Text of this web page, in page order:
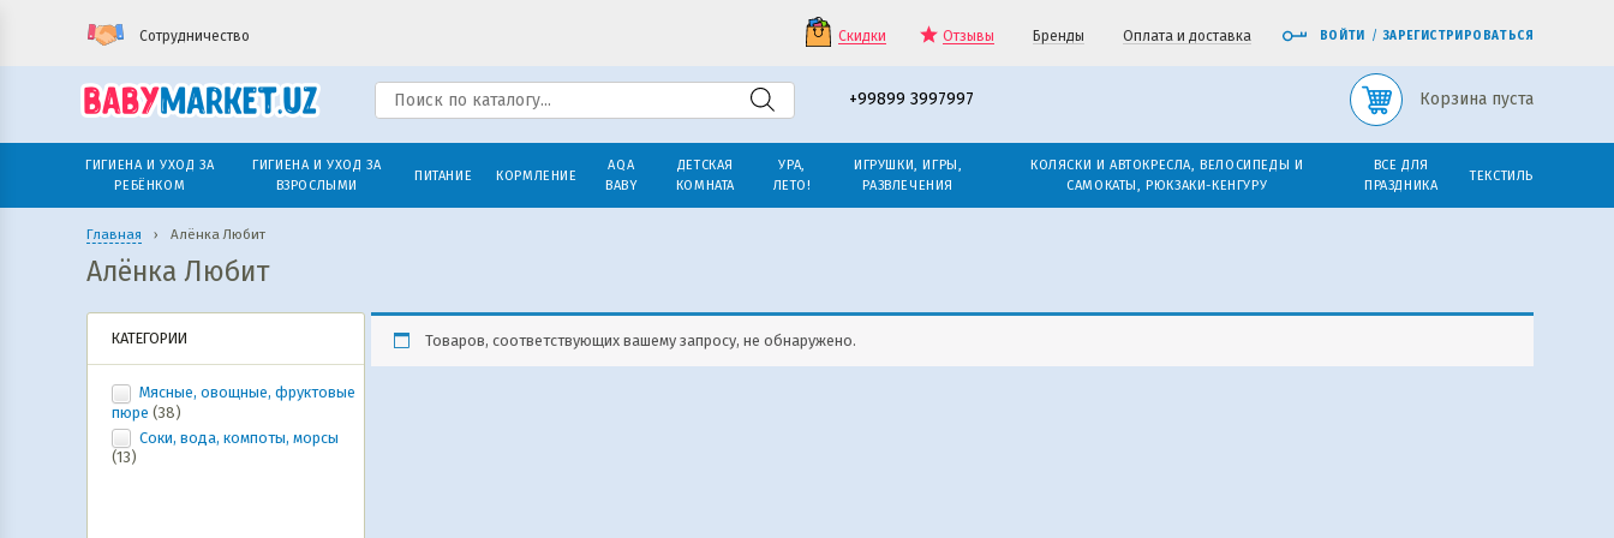
Сотрудничество Скидки Отзывы Бренды Оплата и доставка ВОЙТИ / ЗАРЕГИСТРИРОВАТЬСЯ
+99899 3997997 Корзина пуста
ГИГИЕНА И УХОД ЗА
РЕБЁНКОМ
ГИГИЕНА И УХОД ЗА
ВЗРОСЛЫМИ
ПИТАНИЕ КОРМЛЕНИЕ
AQA
BABY
ДЕТСКАЯ
КОМНАТА
УРА,
ЛЕТО!
ИГРУШКИ, ИГРЫ,
РАЗВЛЕЧЕНИЯ
КОЛЯСКИ И АВТОКРЕСЛА, ВЕЛОСИПЕДЫ И
САМОКАТЫ, РЮКЗАКИ-КЕНГУРУ
ВСЕ ДЛЯ
ПРАЗДНИКА
ТЕКСТИЛЬ
Главная › Алёнка Любит
Алёнка Любит
КАТЕГОРИИ
Мясные, овощные, фруктовые
пюре (38)
Соки, вода, компоты, морсы
(13)
Товаров, соответствующих вашему запросу, не обнаружено.